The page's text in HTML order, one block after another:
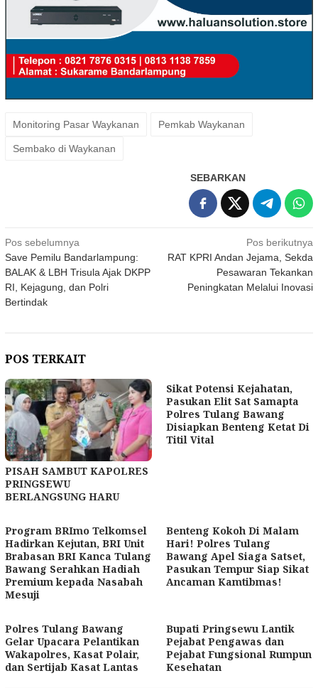
Monitoring Pasar Waykanan Pemkab Waykanan
Sembako di Waykanan
SEBARKAN
Navigasi
pos
Pos sebelumnya
Save Pemilu Bandarlampung:
BALAK & LBH Trisula Ajak DKPP
RI, Kejagung, dan Polri
Bertindak
Pos berikutnya
RAT KPRI Andan Jejama, Sekda
Pesawaran Tekankan
Peningkatan Melalui Inovasi
POS TERKAIT
PISAH SAMBUT KAPOLRES
PRINGSEWU
BERLANGSUNG HARU
Sikat Potensi Kejahatan,
Pasukan Elit Sat Samapta
Polres Tulang Bawang
Disiapkan Benteng Ketat Di
Titil Vital
Program BRImo Telkomsel
Hadirkan Kejutan, BRI Unit
Brabasan BRI Kanca Tulang
Bawang Serahkan Hadiah
Premium kepada Nasabah
Mesuji
Benteng Kokoh Di Malam
Hari! Polres Tulang
Bawang Apel Siaga Satset,
Pasukan Tempur Siap Sikat
Ancaman Kamtibmas!
Polres Tulang Bawang
Gelar Upacara Pelantikan
Wakapolres, Kasat Polair,
dan Sertijab Kasat Lantas
Bupati Pringsewu Lantik
Pejabat Pengawas dan
Pejabat Fungsional Rumpun
Kesehatan